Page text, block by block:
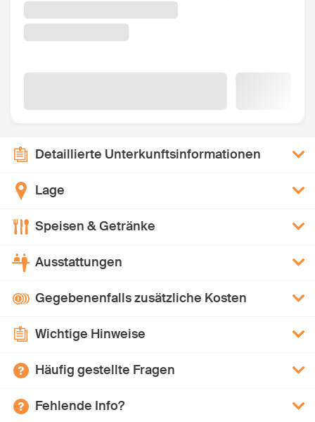
Detaillierte Unterkunftsinformationen
Lage
Speisen & Getränke
Ausstattungen
Gegebenenfalls zusätzliche Kosten
Wichtige Hinweise
Häufig gestellte Fragen
Fehlende Info?